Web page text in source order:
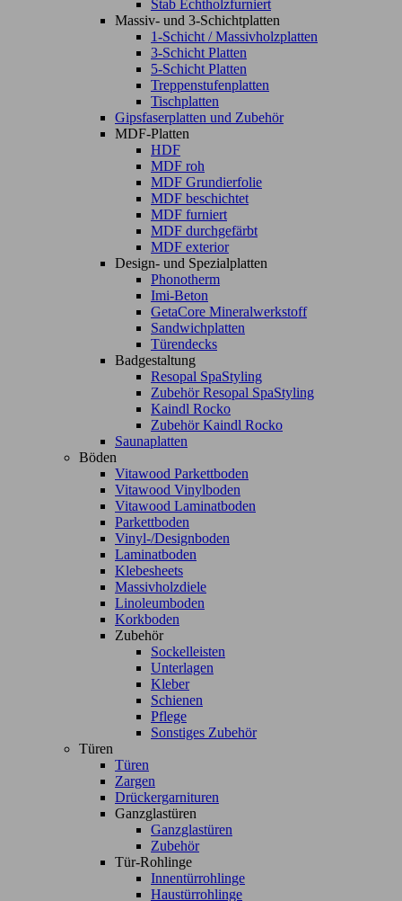
Stab Echtholzfurniert
Massiv- und 3-Schichtplatten
1-Schicht / Massivholzplatten
3-Schicht Platten
5-Schicht Platten
Treppenstufenplatten
Tischplatten
Gipsfaserplatten und Zubehör
MDF-Platten
HDF
MDF roh
MDF Grundierfolie
MDF beschichtet
MDF furniert
MDF durchgefärbt
MDF exterior
Design- und Spezialplatten
Phonotherm
Imi-Beton
GetaCore Mineralwerkstoff
Sandwichplatten
Türendecks
Badgestaltung
Resopal SpaStyling
Zubehör Resopal SpaStyling
Kaindl Rocko
Zubehör Kaindl Rocko
Saunaplatten
Böden
Vitawood Parkettboden
Vitawood Vinylboden
Vitawood Laminatboden
Parkettboden
Vinyl-/Designboden
Laminatboden
Klebesheets
Massivholzdiele
Linoleumboden
Korkboden
Zubehör
Sockelleisten
Unterlagen
Kleber
Schienen
Pflege
Sonstiges Zubehör
Türen
Türen
Zargen
Drückergarnituren
Ganzglastüren
Ganzglastüren
Zubehör
Tür-Rohlinge
Innentürrohlinge
Haustürrohlinge